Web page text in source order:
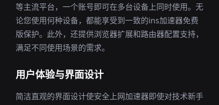
等主流平台，一个账号即可在多台设备上同时使用。无
论您使用何种设备，都能享受到一致的ins加速器免费
版保护。此外，还提供浏览器扩展和路由器配置支持，
满足不同使用场景的需求。
用户体验与界面设计
简洁直观的界面设计使安全上网加速器即使对技术新手